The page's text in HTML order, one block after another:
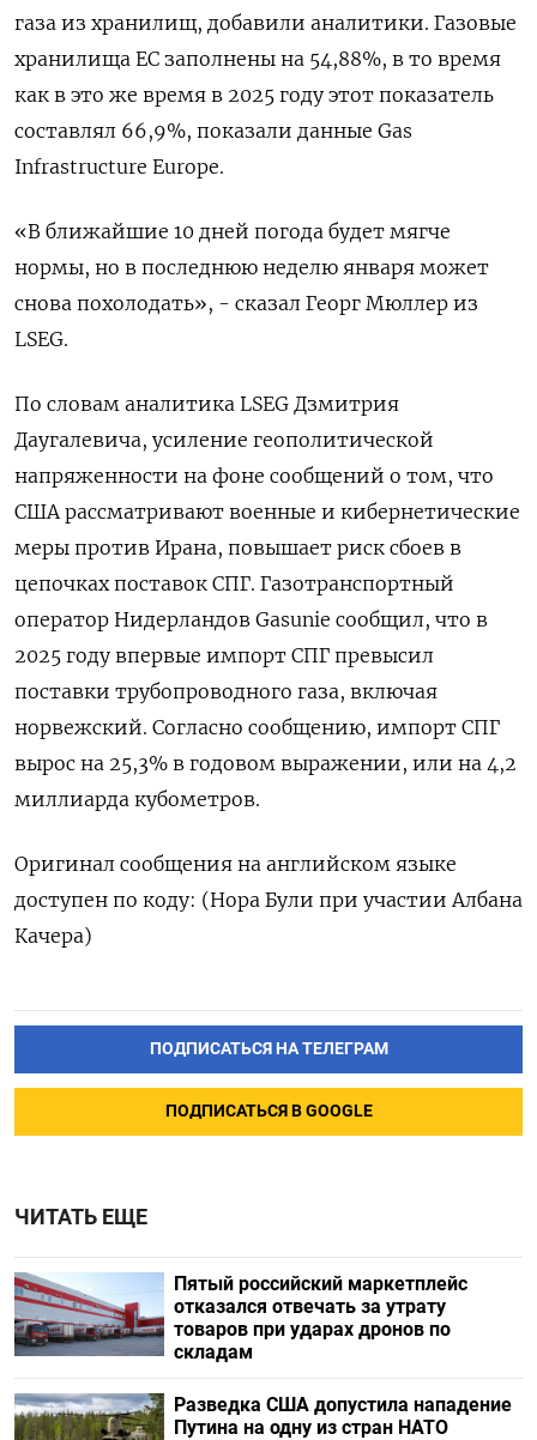
газа из хранилищ, добавили ⁠аналитики. Газовые
хранилища ЕС заполнены на 54,‍88%, в то время
как в это же время в 2025 ‌году этот показатель
составлял 66,9%, показали данные Gas
Infrastructure Europe.
«В ближайшие 10 дней погода будет мягче
нормы, но в последнюю неделю января может
снова похолодать», - сказал Георг Мюллер из
LSEG.
По словам аналитика LSEG Дзмитрия
Даугалевича, усиление геополитической
напряженности на фоне сообщений о том, что
США рассматривают военные и ‍кибернетические
меры против Ирана, повышает ‍риск сбоев в
цепочках поставок СПГ. Газотранспортный
оператор Нидерландов Gasunie сообщил, что в
2025 году впервые ‍импорт СПГ превысил
поставки трубопроводного газа, включая
норвежский. Согласно сообщению, импорт СПГ
вырос на 25,3% в годовом выражении, или на 4,2
⁠миллиарда кубометров.
Оригинал сообщения на английском языке
доступен по коду: (Нора Були при участии Албана
Качера)
ПОДПИСАТЬСЯ НА ТЕЛЕГРАМ
ПОДПИСАТЬСЯ В GOOGLE
ЧИТАТЬ ЕЩЕ
Пятый российский маркетплейс
отказался отвечать за утрату
товаров при ударах дронов по
складам
Разведка США допустила нападение
Путина на одну из стран НАТО